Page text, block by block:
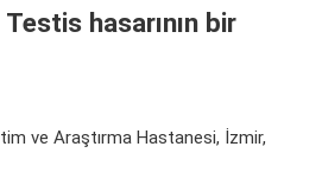
hasarının bir
ve Araştırma Hastanesi, İzmir,